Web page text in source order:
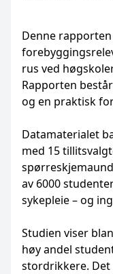
Denne
rus ved
Rapporten
og en praktisk
Datamaterialet
med 15
av 6000
sykepleie – og
Studien viser
høy andel
stordrikkere.